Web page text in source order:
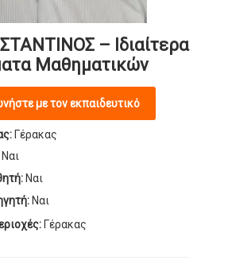
– Ιδιαίτερα
Μαθηματικών
με τον εκπαιδευτικό
Γέρακας
Ναι
Ναι
Ναι
Γέρακας